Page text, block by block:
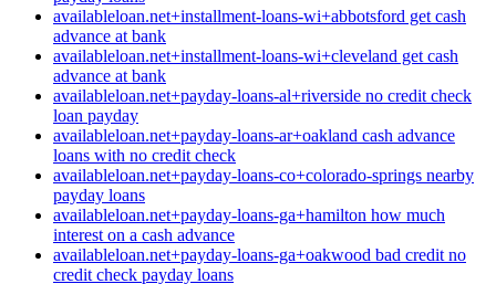
availableloan.net+installment-loans-wi+abbotsford get cash
advance at bank
availableloan.net+installment-loans-wi+cleveland get cash
advance at bank
availableloan.net+payday-loans-al+riverside no credit check
loan payday
availableloan.net+payday-loans-ar+oakland cash advance
loans with no credit check
availableloan.net+payday-loans-co+colorado-springs nearby
payday loans
availableloan.net+payday-loans-ga+hamilton how much
interest on a cash advance
availableloan.net+payday-loans-ga+oakwood bad credit no
credit check payday loans